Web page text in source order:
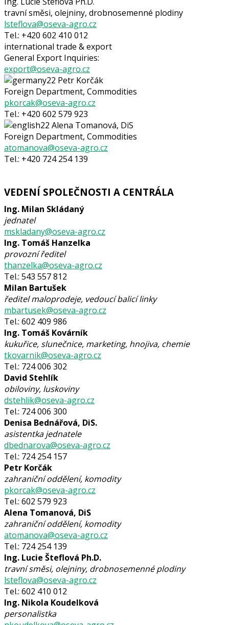
travní směsi, olejniny, drobnosemenné plodiny
lsteflova@oseva-agro.cz
Tel.: +420 602 410 012
international trade & export
General Export Inquiries:
export@oseva-agro.cz
Petr Korčák
Foreign Department, Commodities
pkorcak@oseva-agro.cz
Tel.: +420 602 579 923
Alena Tomanová, DiS
Foreign Department, Commodities
atomanova@oseva-agro.cz
Tel.: +420 724 254 139
VEDENÍ SPOLEČNOSTI A CENTRÁLA
Ing. Milan Skládaný
jednatel
mskladany@oseva-agro.cz
Ing. Tomáš Hanzelka
provozní ředitel
thanzelka@oseva-agro.cz
Tel.: 543 557 812
Milan Bartušek
ředitel maloprodeje, vedoucí balicí linky
mbartusek@oseva-agro.cz
Tel.: 602 409 986
Ing. Tomáš Kovárník
kukuřice, slunečnice, marketing, hnojiva, chemie
tkovarnik@oseva-agro.cz
Tel.: 724 006 302
David Stehlík
obiloviny, luskoviny
dstehlik@oseva-agro.cz
Tel.: 724 006 300
Denisa Bednářová, DiS.
asistentka jednatele
dbednarova@oseva-agro.cz
Tel.: 724 254 157
Petr Korčák
zahraniční oddělení, komodity
pkorcak@oseva-agro.cz
Tel.: 602 579 923
Alena Tomanová, DiS
zahraniční oddělení, komodity
atomanova@oseva-agro.cz
Tel.: 724 254 139
Ing. Lucie Šteflová Ph.D.
travní směsi, olejniny, drobnosemenné plodiny
lsteflova@oseva-agro.cz
Tel.: 602 410 012
Ing. Nikola Koudelková
personalistka